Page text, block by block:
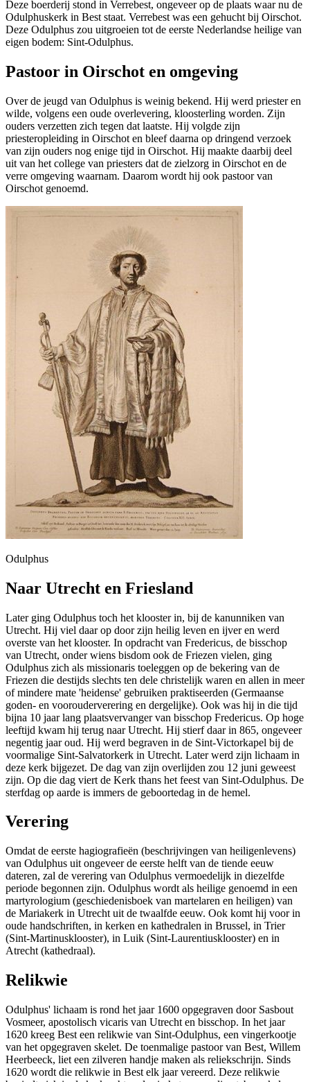
Deze boerderij stond in Verrebest, ongeveer op de plaats waar nu de
Odulphuskerk in Best staat. Verrebest was een gehucht bij Oirschot.
Deze Odulphus zou uitgroeien tot de eerste Nederlandse heilige van
eigen bodem: Sint-Odulphus.
Pastoor in Oirschot en omgeving
Over de jeugd van Odulphus is weinig bekend. Hij werd priester en
wilde, volgens een oude overlevering, kloosterling worden. Zijn
ouders verzetten zich tegen dat laatste. Hij volgde zijn
priesteropleiding in Oirschot en bleef daarna op dringend verzoek
van zijn ouders nog enige tijd in Oirschot. Hij maakte daarbij deel
uit van het college van priesters dat de zielzorg in Oirschot en de
verre omgeving waarnam. Daarom wordt hij ook pastoor van
Oirschot genoemd.
Odulphus
Naar Utrecht en Friesland
Later ging Odulphus toch het klooster in, bij de kanunniken van
Utrecht. Hij viel daar op door zijn heilig leven en ijver en werd
overste van het klooster. In opdracht van Fredericus, de bisschop
van Utrecht, onder wiens bisdom ook de Friezen vielen, ging
Odulphus zich als missionaris toeleggen op de bekering van de
Friezen die destijds slechts ten dele christelijk waren en allen in meer
of mindere mate 'heidense' gebruiken praktiseerden (Germaanse
goden- en voorouderverering en dergelijke). Ook was hij in die tijd
bijna 10 jaar lang plaatsvervanger van bisschop Fredericus. Op hoge
leeftijd kwam hij terug naar Utrecht. Hij stierf daar in 865, ongeveer
negentig jaar oud. Hij werd begraven in de Sint-Victorkapel bij de
voormalige Sint-Salvatorkerk in Utrecht. Later werd zijn lichaam in
deze kerk bijgezet. De dag van zijn overlijden zou 12 juni geweest
zijn. Op die dag viert de Kerk thans het feest van Sint-Odulphus. De
sterfdag op aarde is immers de geboortedag in de hemel.
Verering
Omdat de eerste hagiografieën (beschrijvingen van heiligenlevens)
van Odulphus uit ongeveer de eerste helft van de tiende eeuw
dateren, zal de verering van Odulphus vermoedelijk in diezelfde
periode begonnen zijn. Odulphus wordt als heilige genoemd in een
martyrologium (geschiedenisboek van martelaren en heiligen) van
de Mariakerk in Utrecht uit de twaalfde eeuw. Ook komt hij voor in
oude handschriften, in kerken en kathedralen in Brussel, in Trier
(Sint-Martinusklooster), in Luik (Sint-Laurentiusklooster) en in
Atrecht (kathedraal).
Relikwie
Odulphus' lichaam is rond het jaar 1600 opgegraven door Sasbout
Vosmeer, apostolisch vicaris van Utrecht en bisschop. In het jaar
1620 kreeg Best een relikwie van Sint-Odulphus, een vingerkootje
van het opgegraven skelet. De toenmalige pastoor van Best, Willem
Heerbeeck, liet een zilveren handje maken als reliekschrijn. Sinds
1620 wordt die relikwie in Best elk jaar vereerd. Deze relikwie